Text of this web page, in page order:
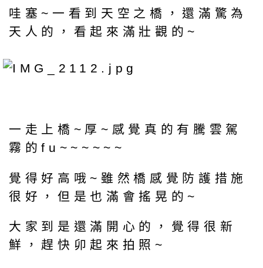
哇塞~一看到天空之橋，還滿驚為
天人的，看起來滿壯觀的~
一走上橋~厚~感覺真的有騰雲駕
霧的fu~~~~~~
覺得好高哦~雖然橋感覺防護措施
很好，但是也滿會搖晃的~
大家到是還滿開心的，覺得很新
鮮，趕快卯起來拍照~